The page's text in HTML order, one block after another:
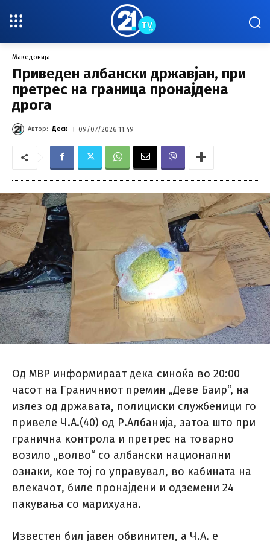
Македонија
Приведен албански државјан, при
претрес на граница пронајдена
дрога
Автор: Деск 09/07/2026 11:49
Од МВР информираат дека синоќа во 20:00
часот на Граничниот премин „Деве Баир“, на
излез од државата, полициски службеници го
привеле Ч.А.(40) од Р.Албанија, затоа што при
гранична контрола и претрес на товарно
возило „волво“ со албански национални
ознаки, кое тој го управувал, во кабината на
влекачот, биле пронајдени и одземени 24
пакувања со марихуана.
Известен бил јавен обвинител, а Ч.А. е